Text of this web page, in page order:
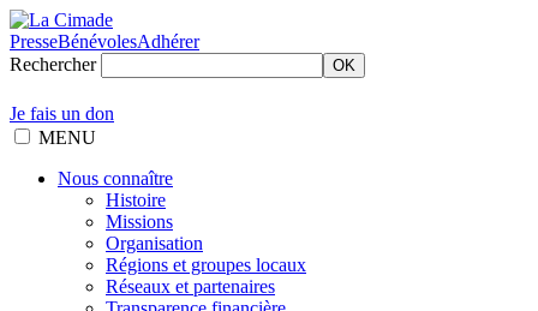
PresseBénévolesAdhérer
Rechercher
OK
Je fais un don
MENU
Nous connaître
Histoire
Missions
Organisation
Régions et groupes locaux
Réseaux et partenaires